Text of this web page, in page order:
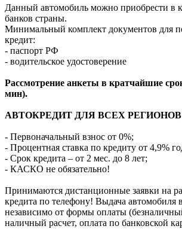
Данный автомобиль можно приобрести в
банков страны.
Минимальный комплект документов для
кредит:
- паспорт РФ
- водительское удостоверение
Рассмотрение анкеты в кратчайшие
мин).
АВТОКРЕДИТ ДЛЯ ВСЕХ
- Первоначальный взнос от 0%;
- Процентная ставка по кредиту от 4,9%
- Срок кредита – от 2 мес. до 8 лет;
- КАСКО не обязательно!
Принимаются дистанционные заявки на
кредита по телефону! Выдача автомобиля
независимо от формы оплаты
наличный расчет, оплата по банковской